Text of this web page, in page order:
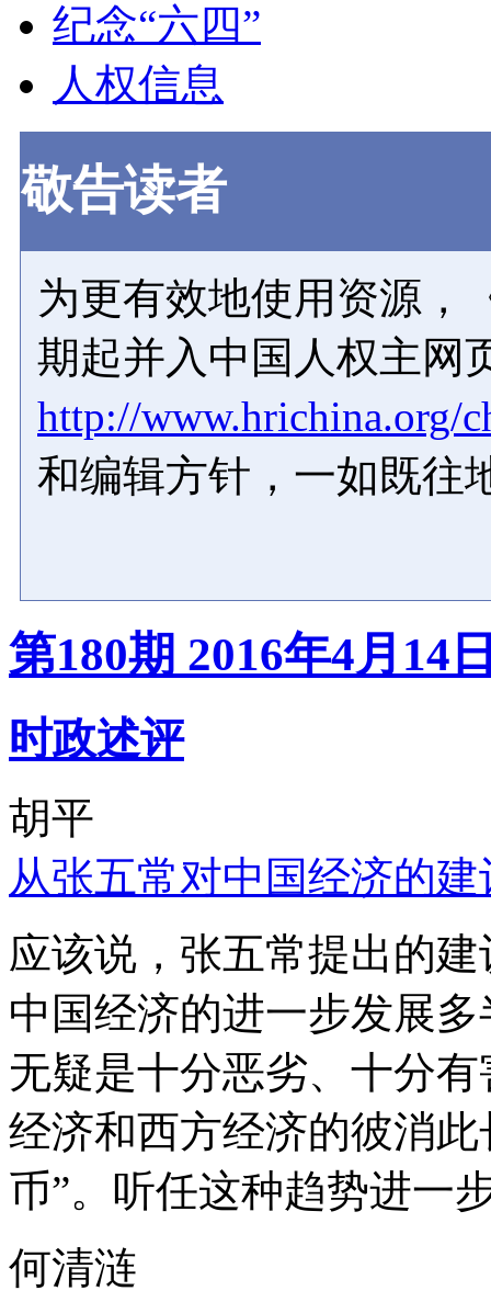
纪念“六四”
人权信息
敬告读者
为更有效地使用资源，
期起并入中国人权主网
http://www.hrichina.org/
和编辑方针，一如既往
第180期 2016年4月14
时政述评
胡平
从张五常对中国经济的
应该说，张五常提出的
中国经济的进一步发展
无疑是十分恶劣、十分
经济和西方经济的彼消
币”。听任这种趋势进一
何清涟